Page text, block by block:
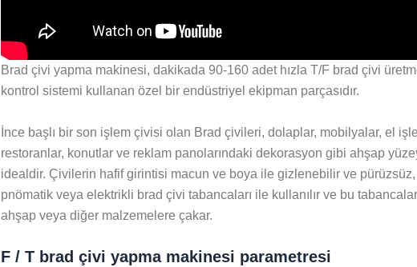
Brad çivi yapma makinesi, dakikada 90-160 adet hızla T/F brad çivi
kontrol sistemi kullanan özel bir endüstriyel ekipman parçasıdır.
İnce başlı bir son işlem çivisi olan Brad çivileri, dolaplar, mobilyalar, el
restoranlar, konutlar ve reklam panolarındaki dekorasyon gibi ahşap
idealdir. Çivilerin hafif girintisi macun ve boya ile gizlenebilir ve
pnömatik veya elektrikli brad çivi tabancaları ile kullanılır ve bu
ahşap veya diğer malzemelere çakar.
F / T brad çivi yapma makinesi parametresi